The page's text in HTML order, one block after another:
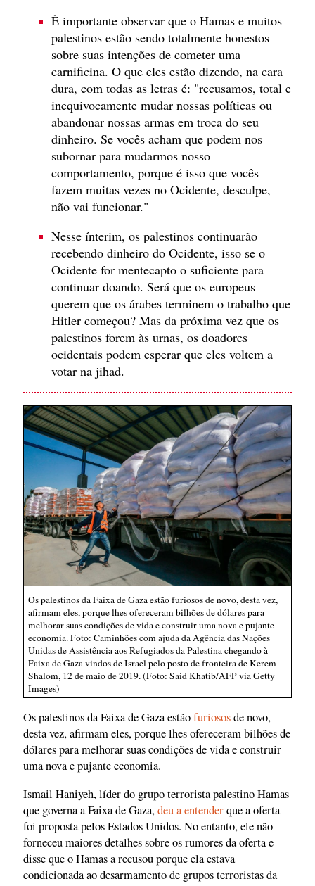
É importante observar que o Hamas e muitos
palestinos estão sendo totalmente honestos
sobre suas intenções de cometer uma
carnificina. O que eles estão dizendo, na cara
dura, com todas as letras é: "recusamos, total e
inequivocamente mudar nossas políticas ou
abandonar nossas armas em troca do seu
dinheiro. Se vocês acham que podem nos
subornar para mudarmos nosso
comportamento, porque é isso que vocês
fazem muitas vezes no Ocidente, desculpe,
não vai funcionar."
Nesse ínterim, os palestinos continuarão
recebendo dinheiro do Ocidente, isso se o
Ocidente for mentecapto o suficiente para
continuar doando. Será que os europeus
querem que os árabes terminem o trabalho que
Hitler começou? Mas da próxima vez que os
palestinos forem às urnas, os doadores
ocidentais podem esperar que eles voltem a
votar na jihad.
Os palestinos da Faixa de Gaza estão furiosos de novo, desta vez,
afirmam eles, porque lhes ofereceram bilhões de dólares para
melhorar suas condições de vida e construir uma nova e pujante
economia. Foto: Caminhões com ajuda da Agência das Nações
Unidas de Assistência aos Refugiados da Palestina chegando à
Faixa de Gaza vindos de Israel pelo posto de fronteira de Kerem
Shalom, 12 de maio de 2019. (Foto: Said Khatib/AFP via Getty
Images)
Os palestinos da Faixa de Gaza estãofuriososde novo,
desta vez, afirmam eles, porque lhes ofereceram bilhões de
dólares para melhorar suas condições de vida e construir
uma nova e pujante economia.
Ismail Haniyeh, líder do grupo terrorista palestino Hamas
que governa a Faixa de Gaza,deu a entenderque a oferta
foi proposta pelos Estados Unidos. No entanto, ele não
forneceu maiores detalhes sobre os rumores da oferta e
disse que o Hamas a recusou porque ela estava
condicionada ao desarmamento de grupos terroristas da